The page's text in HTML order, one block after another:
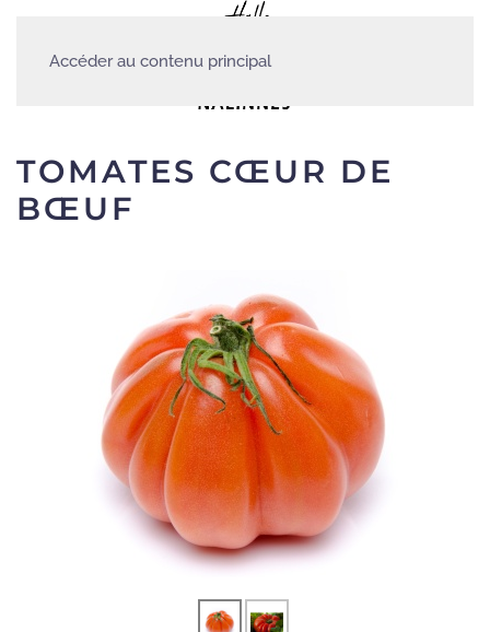
Accéder au contenu principal
TOMATES CŒUR DE
BŒUF